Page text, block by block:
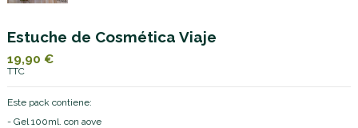
Estuche de Cosmética Viaje
19,90 €
TTC
Este pack contiene:
- Gel 100ml. con aove